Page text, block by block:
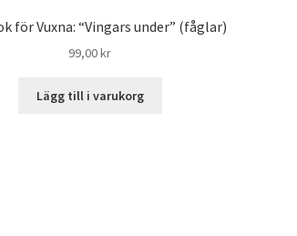
för Vuxna: “Vingars under” (fåglar)
99,00kr
Lägg till i varukorg